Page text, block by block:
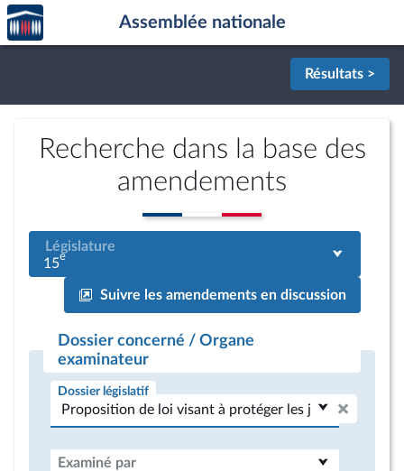
Aller au contenu
Aller en bas de la page
Accèder
à la
page
Assemblée nationale
Résultats >
Recherche dans la base des
amendements
Législature
15e
Suivre les amendements en discussion
Dossier concerné / Organe
examinateur
Dossier législatif
Examiné par